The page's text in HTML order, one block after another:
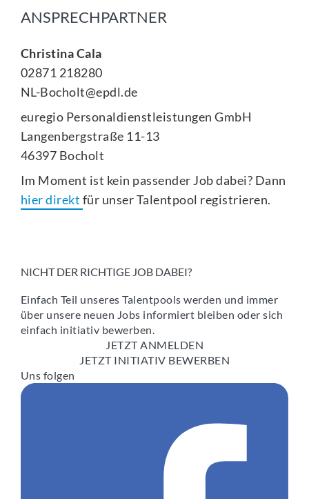
ANSPRECHPARTNER
Christina Cala
02871 218280
NL-Bocholt@epdl.de
euregio Personaldienstleistungen GmbH
Langenbergstraße 11-13
46397 Bocholt
Im Moment ist kein passender Job dabei? Dann
hier direkt für unser Talentpool registrieren.
NICHT DER RICHTIGE JOB DABEI?
Einfach Teil unseres Talentpools werden und immer
über unsere neuen Jobs informiert bleiben oder sich
einfach initiativ bewerben.
JETZT ANMELDEN
JETZT INITIATIV BEWERBEN
Uns folgen